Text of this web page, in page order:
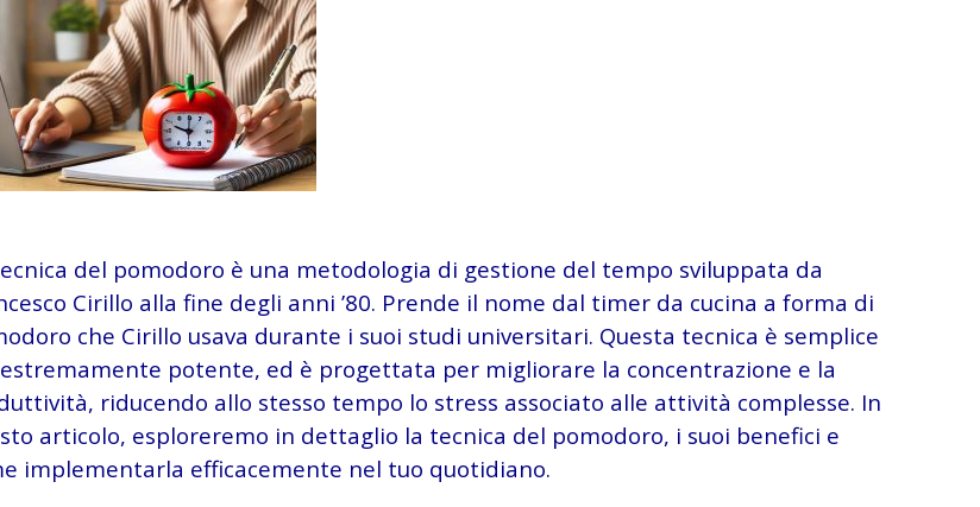
del pomodoro è una metodologia di gestione del tempo sviluppata da
Cirillo alla fine degli anni ’80. Prende il nome dal timer da cucina a forma di
che Cirillo usava durante i suoi studi universitari. Questa tecnica è semplice
potente, ed è progettata per migliorare la concentrazione e la
riducendo allo stesso tempo lo stress associato alle attività complesse. In
articolo, esploreremo in dettaglio la tecnica del pomodoro, i suoi benefici e
implementarla efficacemente nel tuo quotidiano.